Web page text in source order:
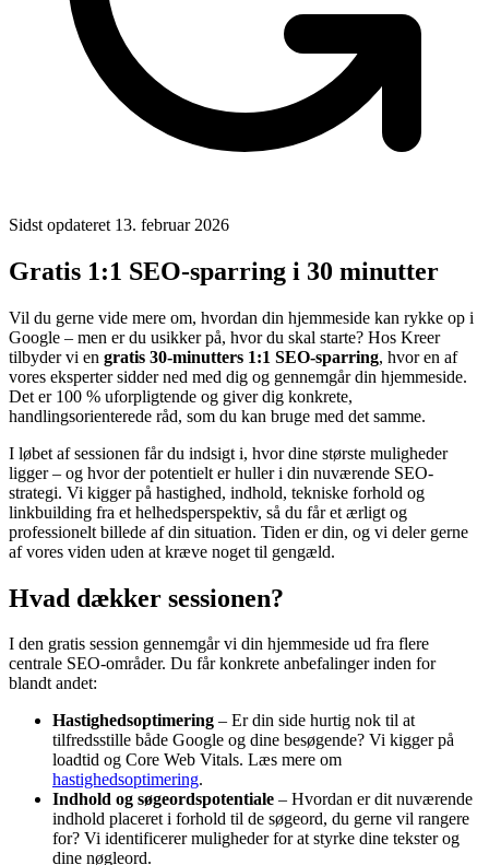
Sidst opdateret 13. februar 2026
Gratis 1:1 SEO-sparring i 30 minutter
Vil du gerne vide mere om, hvordan din hjemmeside kan rykke op i
Google – men er du usikker på, hvor du skal starte? Hos Kreer
tilbyder vi en gratis 30-minutters 1:1 SEO-sparring, hvor en af
vores eksperter sidder ned med dig og gennemgår din hjemmeside.
Det er 100 % uforpligtende og giver dig konkrete,
handlingsorienterede råd, som du kan bruge med det samme.
I løbet af sessionen får du indsigt i, hvor dine største muligheder
ligger – og hvor der potentielt er huller i din nuværende SEO-
strategi. Vi kigger på hastighed, indhold, tekniske forhold og
linkbuilding fra et helhedsperspektiv, så du får et ærligt og
professionelt billede af din situation. Tiden er din, og vi deler gerne
af vores viden uden at kræve noget til gengæld.
Hvad dækker sessionen?
I den gratis session gennemgår vi din hjemmeside ud fra flere
centrale SEO-områder. Du får konkrete anbefalinger inden for
blandt andet:
Hastighedsoptimering – Er din side hurtig nok til at
tilfredsstille både Google og dine besøgende? Vi kigger på
loadtid og Core Web Vitals. Læs mere om
hastighedsoptimering.
Indhold og søgeordspotentiale – Hvordan er dit nuværende
indhold placeret i forhold til de søgeord, du gerne vil rangere
for? Vi identificerer muligheder for at styrke dine tekster og
dine nøgleord.